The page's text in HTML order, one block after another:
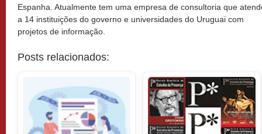
Espanha. Atualmente tem uma empresa de consultoria que
a 14 instituições do governo e universidades do Uruguai com
projetos de informação.
Posts relacionados: